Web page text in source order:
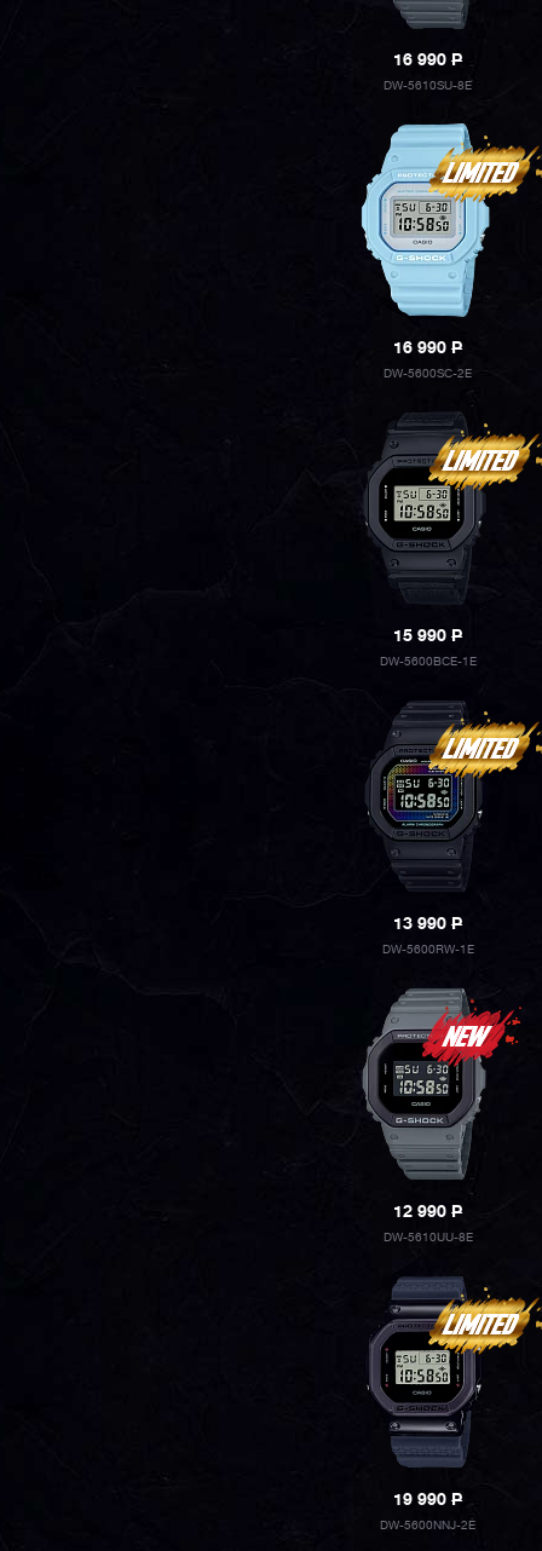
16 990P
DW-5610SU-8E
16 990P
DW-5600SC-2E
15 990P
DW-5600BCE-1E
13 990P
DW-5600RW-1E
12 990P
DW-5610UU-8E
19 990P
DW-5600NNJ-2E